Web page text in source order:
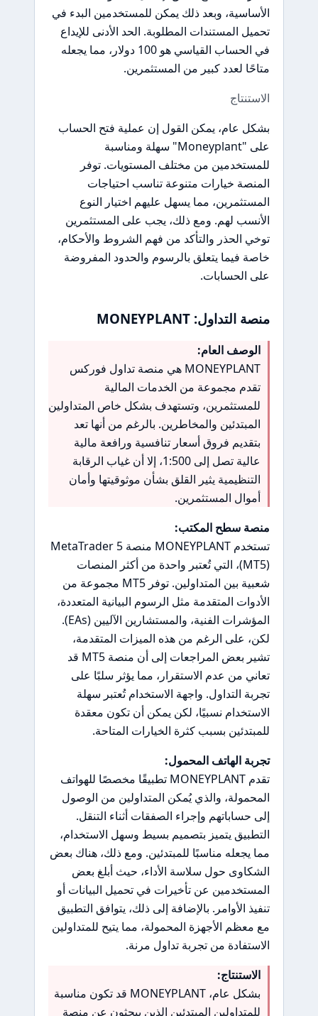
الأساسية، وبعد ذلك يمكن للمستخدمين البدء في
تحميل المستندات المطلوبة. الحد الأدنى للإيداع
في الحساب القياسي هو 100 دولار، مما يجعله
متاحًا لعدد كبير من المستثمرين.
الاستنتاج
بشكل عام، يمكن القول إن عملية فتح الحساب
على "Moneyplant" سهلة ومناسبة
للمستخدمين من مختلف المستويات. توفر
المنصة خيارات متنوعة تناسب احتياجات
المستثمرين، مما يسهل عليهم اختيار النوع
الأنسب لهم. ومع ذلك، يجب على المستثمرين
توخي الحذر والتأكد من فهم الشروط والأحكام،
خاصة فيما يتعلق بالرسوم والحدود المفروضة
على الحسابات.
منصة التداول: MONEYPLANT
الوصف العام:
MONEYPLANT هي منصة تداول فوركس
تقدم مجموعة من الخدمات المالية
للمستثمرين، وتستهدف بشكل خاص المتداولين
المبتدئين والمخاطرين. بالرغم من أنها تعد
بتقديم فروق أسعار تنافسية ورافعة مالية
عالية تصل إلى 1:500، إلا أن غياب الرقابة
التنظيمية يثير القلق بشأن موثوقيتها وأمان
أموال المستثمرين.
منصة سطح المكتب:
تستخدم MONEYPLANT منصة MetaTrader 5
(MT5)، التي تُعتبر واحدة من أكثر المنصات
شعبية بين المتداولين. توفر MT5 مجموعة من
الأدوات المتقدمة مثل الرسوم البيانية المتعددة،
المؤشرات الفنية، والمستشارين الآليين (EAs).
لكن، على الرغم من هذه الميزات المتقدمة،
تشير بعض المراجعات إلى أن منصة MT5 قد
تعاني من عدم الاستقرار، مما يؤثر سلبًا على
تجربة التداول. واجهة الاستخدام تُعتبر سهلة
الاستخدام نسبيًا، لكن يمكن أن تكون معقدة
للمبتدئين بسبب كثرة الخيارات المتاحة.
تجربة الهاتف المحمول:
تقدم MONEYPLANT تطبيقًا مخصصًا للهواتف
المحمولة، والذي يُمكن المتداولين من الوصول
إلى حساباتهم وإجراء الصفقات أثناء التنقل.
التطبيق يتميز بتصميم بسيط وسهل الاستخدام،
مما يجعله مناسبًا للمبتدئين. ومع ذلك، هناك بعض
الشكاوى حول سلاسة الأداء، حيث أبلغ بعض
المستخدمين عن تأخيرات في تحميل البيانات أو
تنفيذ الأوامر. بالإضافة إلى ذلك، يتوافق التطبيق
مع معظم الأجهزة المحمولة، مما يتيح للمتداولين
الاستفادة من تجربة تداول مرنة.
الاستنتاج:
بشكل عام، MONEYPLANT قد تكون مناسبة
للمتداولين المبتدئين الذين يبحثون عن منصة